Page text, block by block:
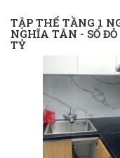
TẬP THỂ TẦNG 1
NGHĨA TÂN - SỔ
TỶ